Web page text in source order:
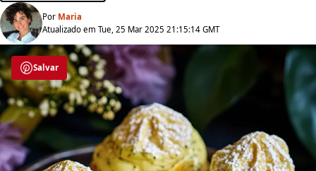
Por Maria
Atualizado em Tue, 25 Mar 2025 21:15:14 GMT
Salvar